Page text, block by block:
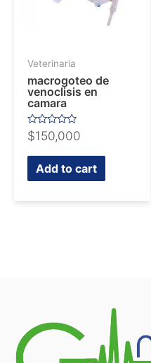
Veterinaria
macrogoteo de
venoclisis en
camara
Rated
0
of
$150,000
Add to cart